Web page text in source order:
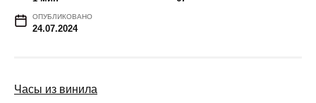
ОПУБЛИКОВАНО
24.07.2024
Часы из винила